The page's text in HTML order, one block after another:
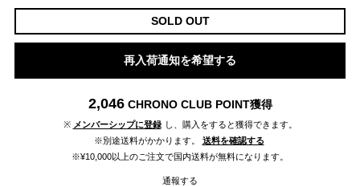
SOLD OUT
再入荷通知を希望する
2,046 CHRONO CLUB POINT獲得
※ メンバーシップに登録 し、購入をすると獲得できます。
※別途送料がかかります。
送料を確認する
※¥10,000以上のご注文で国内送料が無料になります。
通報する